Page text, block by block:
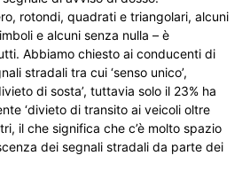
rotondi, quadrati e triangolari, alcuni
e alcuni senza nulla – è
Abbiamo chiesto ai conducenti di
stradali tra cui ‘senso unico’,
di sosta’, tuttavia solo il 23% ha
‘divieto di transito ai veicoli oltre
il che significa che c’è molto spazio
dei segnali stradali da parte dei